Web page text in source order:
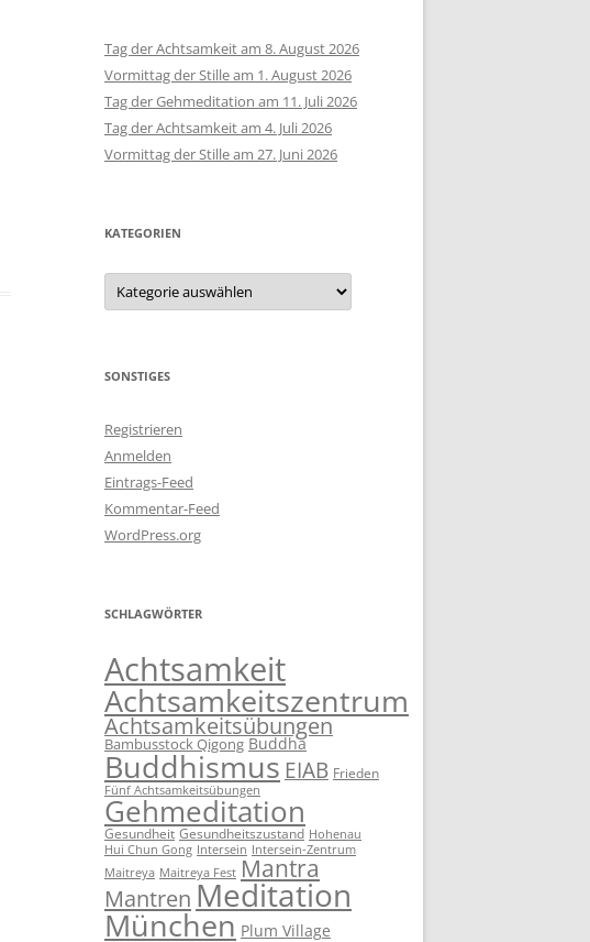
Tag der Achtsamkeit am 8. August 2026
Vormittag der Stille am 1. August 2026
Tag der Gehmeditation am 11. Juli 2026
Tag der Achtsamkeit am 4. Juli 2026
Vormittag der Stille am 27. Juni 2026
KATEGORIEN
Kategorien
SONSTIGES
Registrieren
Anmelden
Eintrags-Feed
Kommentar-Feed
WordPress.org
SCHLAGWÖRTER
Achtsamkeit
Achtsamkeitszentrum
Achtsamkeitsübungen
Bambusstock Qigong Buddha
Buddhismus EIAB Frieden
Fünf Achtsamkeitsübungen
Gehmeditation
Gesundheit Gesundheitszustand Hohenau
Hui Chun Gong Intersein Intersein-Zentrum
Maitreya Maitreya Fest Mantra
Mantren Meditation
München Plum Village